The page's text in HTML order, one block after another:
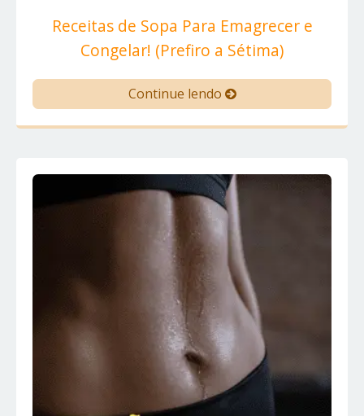
Receitas de Sopa Para Emagrecer e
Congelar! (Prefiro a Sétima)
Continue lendo